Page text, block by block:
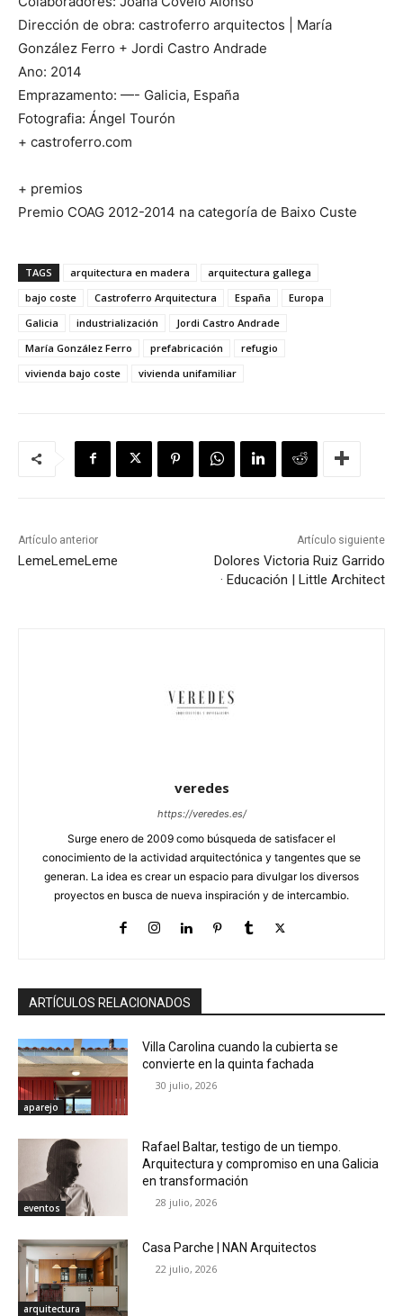
Dirección de obra: castroferro arquitectos | María
González Ferro + Jordi Castro Andrade
Ano: 2014
Emprazamento: —- Galicia, España
Fotografia: Ángel Tourón
+ castroferro.com
+ premios
Premio COAG 2012-2014 na categoría de Baixo Custe
TAGS arquitectura en madera
arquitectura gallega
bajo coste
Castroferro Arquitectura España
Europa
Galicia
industrialización
Jordi Castro Andrade
María González Ferro
prefabricación
refugio
vivienda bajo coste
vivienda unifamiliar
Artículo anterior
LemeLemeLeme
Artículo siguiente
Dolores Victoria Ruiz Garrido
· Educación | Little Architect
veredes
https://veredes.es/
Surge enero de 2009 como búsqueda de satisfacer el
conocimiento de la actividad arquitectónica y tangentes que se
generan. La idea es crear un espacio para divulgar los diversos
proyectos en busca de nueva inspiración y de intercambio.
ARTÍCULOS RELACIONADOS
aparejo
Villa Carolina cuando la cubierta se
convierte en la quinta fachada
30 julio, 2026
eventos
Rafael Baltar, testigo de un tiempo.
Arquitectura y compromiso en una Galicia
en transformación
28 julio, 2026
arquitectura
Casa Parche | NAN Arquitectos
22 julio, 2026